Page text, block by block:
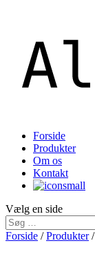
Forside
Produkter
Om os
Kontakt
Vælg en side
Forside /Produkter/